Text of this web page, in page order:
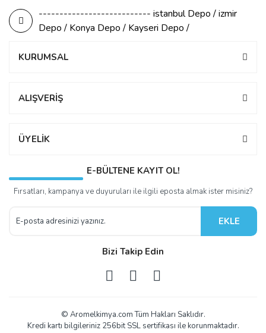
--------------------------- istanbul Depo / izmir
Depo / Konya Depo / Kayseri Depo /
KURUMSAL
ALIŞVERİŞ
ÜYELİK
E-BÜLTENE KAYIT OL!
Fırsatları, kampanya ve duyuruları ile ilgili eposta almak ister misiniz?
EKLE
Bizi Takip Edin
© Aromelkimya.com Tüm Hakları Saklıdır.
Kredi kartı bilgileriniz 256bit SSL sertifikası ile korunmaktadır.